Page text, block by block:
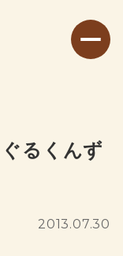
るくんず
2013.07.30